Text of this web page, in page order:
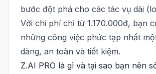
bước đột phá cho các tác vụ dài
Với chi phí chỉ từ 1.170.000đ, bạn
những công việc phức tạp nhất
dàng, an toàn và tiết kiệm.
Z.AI PRO là gì và tại sao bạn nên